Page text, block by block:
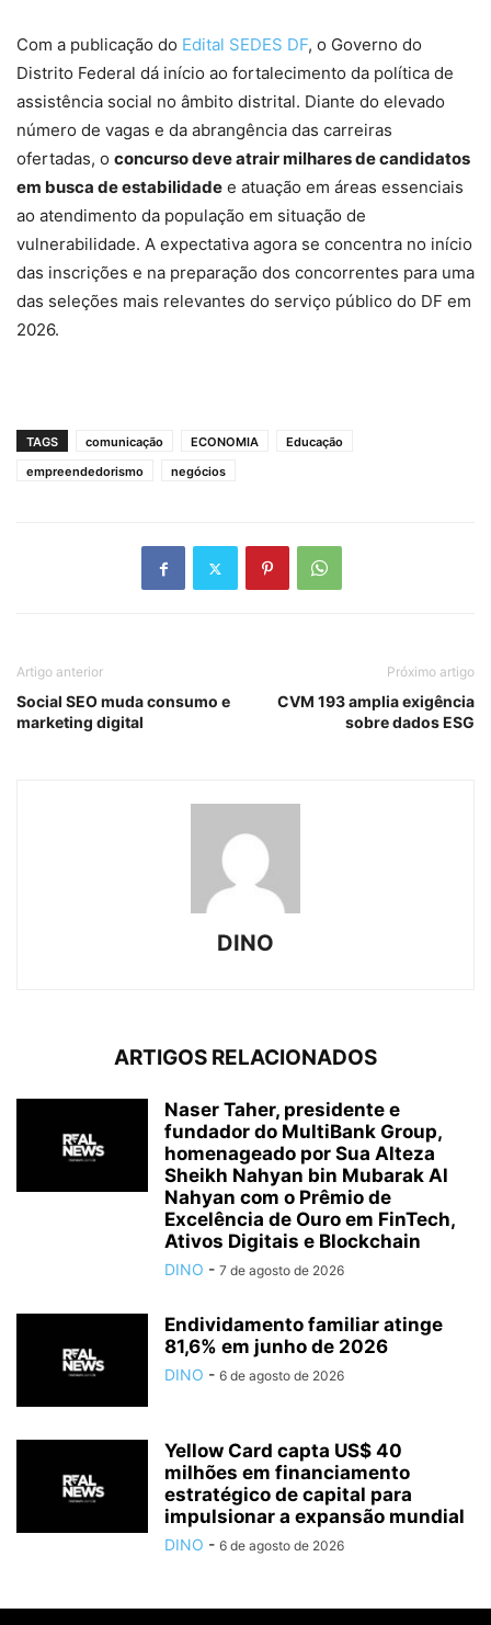
Com a publicação do Edital SEDES DF, o Governo do
Distrito Federal dá início ao fortalecimento da política de
assistência social no âmbito distrital. Diante do elevado
número de vagas e da abrangência das carreiras
ofertadas, o concurso deve atrair milhares de candidatos
em busca de estabilidade e atuação em áreas essenciais
ao atendimento da população em situação de
vulnerabilidade. A expectativa agora se concentra no início
das inscrições e na preparação dos concorrentes para uma
das seleções mais relevantes do serviço público do DF em
2026.
TAGS comunicação ECONOMIA
Educação
empreendedorismo
negócios
Artigo anterior
Social SEO muda consumo e
marketing digital
Próximo artigo
CVM 193 amplia exigência
sobre dados ESG
DINO
ARTIGOS RELACIONADOS
Naser Taher, presidente e
fundador do MultiBank Group,
homenageado por Sua Alteza
Sheikh Nahyan bin Mubarak Al
Nahyan com o Prêmio de
Excelência de Ouro em FinTech,
Ativos Digitais e Blockchain
DINO - 7 de agosto de 2026
Endividamento familiar atinge
81,6% em junho de 2026
DINO - 6 de agosto de 2026
Yellow Card capta US$ 40
milhões em financiamento
estratégico de capital para
impulsionar a expansão mundial
DINO - 6 de agosto de 2026